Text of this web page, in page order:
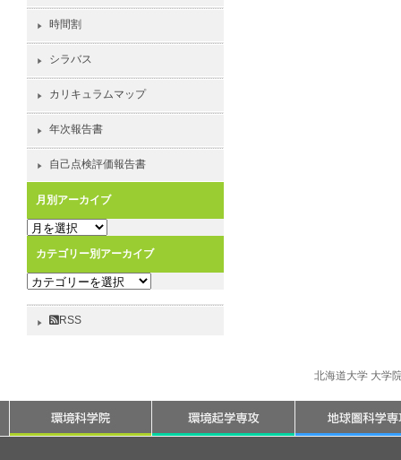
時間割
シラバス
カリキュラムマップ
年次報告書
自己点検評価報告書
月別アーカイブ
月
ー
カ
イ
カテゴリー別アーカイブ
カ
ゴ
カ
RSS
北海道大学 大学